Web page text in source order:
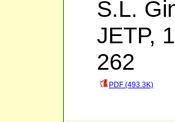
S.L.
JETP,
262
PDF (493.3K)